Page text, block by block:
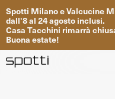
Spotti MilanoeValcucine
dall'8al 24agosto inclusi.
Casa Tacchini rimarrà
Buona estate!